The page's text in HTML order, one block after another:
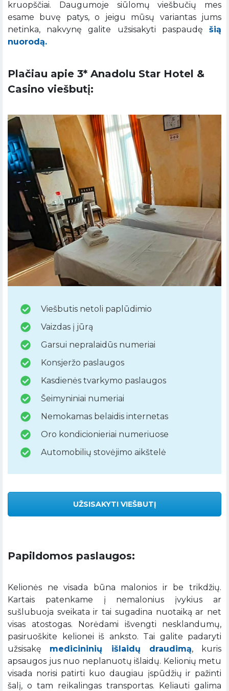
kruopščiai. Daugumoje siūlomų viešbučių mes
esame buvę patys, o jeigu mūsų variantas jums
netinka, nakvynę galite užsisakyti paspaudę šią
nuorodą.
Plačiau apie 3* Anadolu Star Hotel &
Casino viešbutį:
Viešbutis netoli paplūdimio
Vaizdas į jūrą
Garsui nepralaidūs numeriai
Konsjeržo paslaugos
Kasdienės tvarkymo paslaugos
Šeimyniniai numeriai
Nemokamas belaidis internetas
Oro kondicionieriai numeriuose
Automobilių stovėjimo aikštelė
UŽSISAKYTI VIEŠBUTĮ
Papildomos paslaugos:
Kelionės ne visada būna malonios ir be trikdžių.
Kartais patenkame į nemalonius įvykius ar
sušlubuoja sveikata ir tai sugadina nuotaiką ar net
visas atostogas. Norėdami išvengti nesklandumų,
pasiruoškite kelionei iš anksto. Tai galite padaryti
užsisakę medicininių išlaidų draudimą, kuris
apsaugos jus nuo neplanuotų išlaidų. Kelionių metu
visada norisi patirti kuo daugiau įspūdžių ir pažinti
šalį, o tam reikalingas transportas. Keliauti galima